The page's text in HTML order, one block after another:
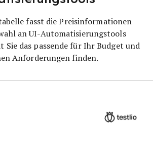
fasst die Preisinformationen
an UI-Automatisierungstools
Sie das passende für Ihr Budget und
Anforderungen finden.